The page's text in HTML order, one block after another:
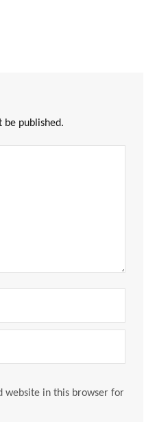
be published.
website in this browser for